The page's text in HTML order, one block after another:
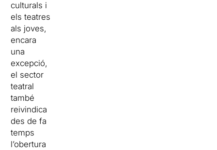
culturals i
els teatres
als joves,
encara
una
excepció,
el sector
teatral
també
reivindica
des de fa
temps
l’obertura